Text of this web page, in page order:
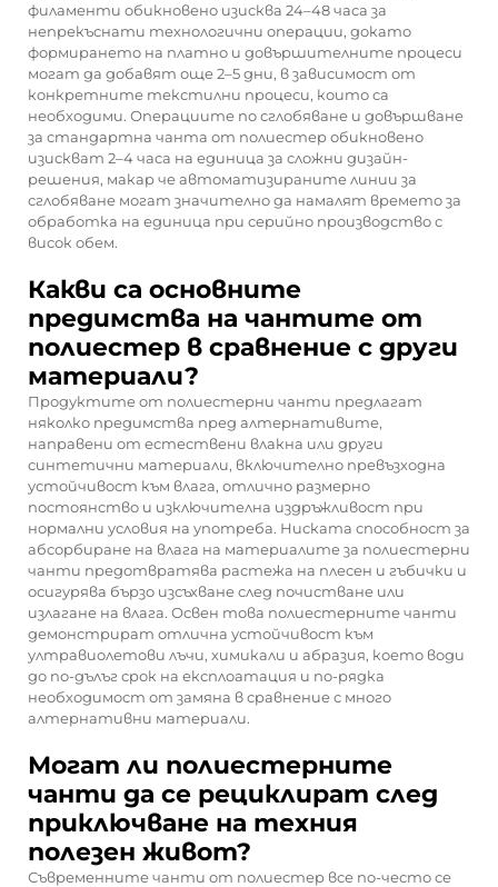
филаменти обикновено изисква 24–48 часа за
непрекъснати технологични операции, докато
формирането на платно и довършителните процеси
могат да добавят още 2–5 дни, в зависимост от
конкретните текстилни процеси, които са
необходими. Операциите по сглобяване и довършване
за стандартна чанта от полиестер обикновено
изискват 2–4 часа на единица за сложни дизайн-
решения, макар че автоматизираните линии за
сглобяване могат значително да намалят времето за
обработка на единица при серийно производство с
висок обем.
Какви са основните
предимства на чантите от
полиестер в сравнение с други
материали?
Продуктите от полиестерни чанти предлагат
няколко предимства пред алтернативите,
направени от естествени влакна или други
синтетични материали, включително превъзходна
устойчивост към влага, отлично размерно
постоянство и изключителна издръжливост при
нормални условия на употреба. Ниската способност за
абсорбиране на влага на материалите за полиестерни
чанти предотвратява растежа на плесен и гъбички и
осигурява бързо изсъхване след почистване или
излагане на влага. Освен това полиестерните чанти
демонстрират отлична устойчивост към
ултравиолетови лъчи, химикали и абразия, което води
до по-дълъг срок на експлоатация и по-рядка
необходимост от замяна в сравнение с много
алтернативни материали.
Могат ли полиестерните
чанти да се рециклират след
приключване на техния
полезен живот?
Съвременните чанти от полиестер все по-често се